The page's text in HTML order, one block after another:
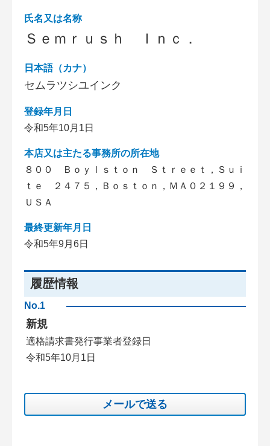
氏名又は名称
Ｓｅｍｒｕｓｈ Ｉｎｃ．
日本語（カナ）
セムラツシユインク
登録年月日
令和5年10月1日
本店又は主たる事務所の所在地
８００ Ｂｏｙｌｓｔｏｎ Ｓｔｒｅｅｔ，Ｓｕｉ
ｔｅ ２４７５，Ｂｏｓｔｏｎ，ＭＡ０２１９９，
ＵＳＡ
最終更新年月日
令和5年9月6日
履歴情報
No.1
新規
適格請求書発行事業者登録日
令和5年10月1日
メールで送る